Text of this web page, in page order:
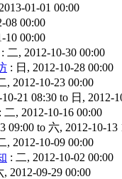
01-01 00:00
08 00:00
10 00:00
: 二, 2012-10-30 00:00
: 日, 2012-10-28 00:00
, 2012-10-23 00:00
21 08:30 to 日, 2012-
: 二, 2012-10-16 00:00
09:00 to 六, 2012-10-13
, 2012-10-09 00:00
: 二, 2012-10-02 00:00
, 2012-09-29 00:00